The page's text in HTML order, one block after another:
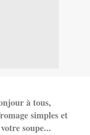
à tous,
simples et
soupe...